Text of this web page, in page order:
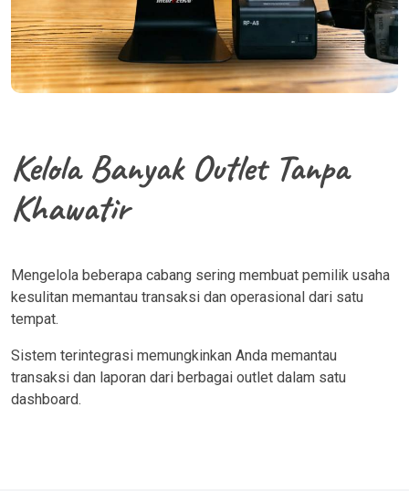
Kelola Banyak Outlet Tanpa
Khawatir
Mengelola beberapa cabang sering membuat pemilik usaha
kesulitan memantau transaksi dan operasional dari satu
tempat.
Sistem terintegrasi memungkinkan Anda memantau
transaksi dan laporan dari berbagai outlet dalam satu
dashboard.